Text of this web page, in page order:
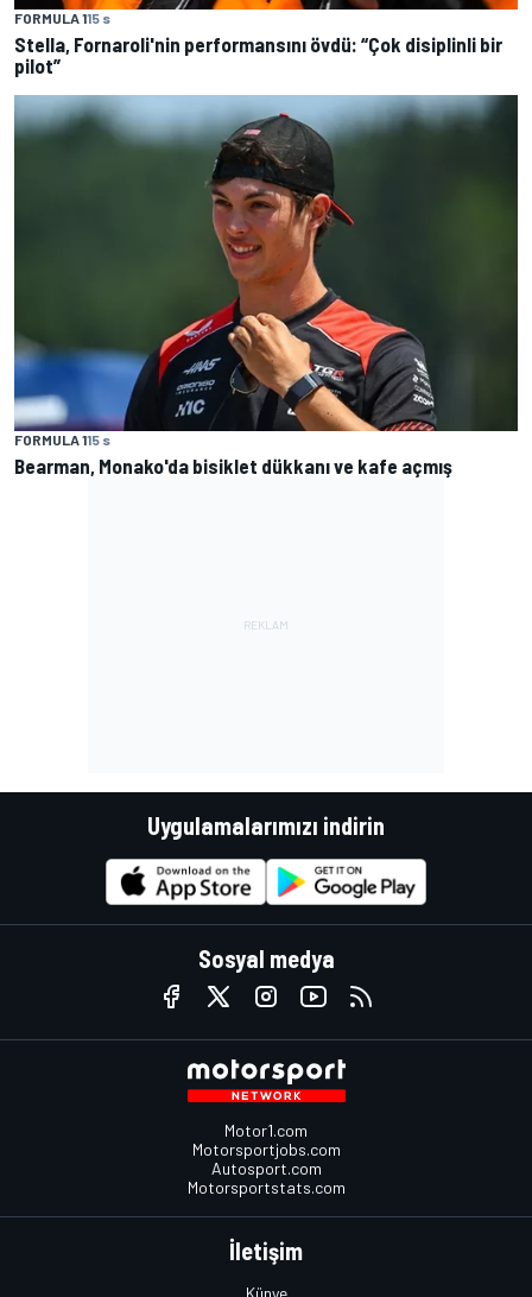
FORMULA 115 s
Stella, Fornaroli'nin performansını övdü: “Çok disiplinli bir
pilot”
FORMULA 115 s
Bearman, Monako'da bisiklet dükkanı ve kafe açmış
Uygulamalarımızı indirin
Sosyal medya
Motor1.com
Motorsportjobs.com
Autosport.com
Motorsportstats.com
İletişim
Künye